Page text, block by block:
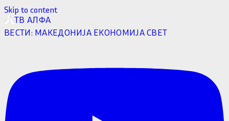
Skip to content
ТВ АЛФА
ВЕСТИ: МАКЕДОНИЈА ЕКОНОМИЈАСВЕТ